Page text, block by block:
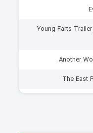
دانلود مستند قطعات تریلر یانگ فارتز Young Farts Trailer